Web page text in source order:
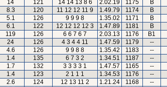
14 121 14 14 13 8 6 2.02.19 1175
B
8.3 120 11 12 12 11 9 1.49.79 1174
B
5.1 126 9 9 9 8 1.35.02 1171
B
6.1 122 12 12 12 12 3 1.47.89 1181
B
119 126 6 6 7 6 7 2.03.13 1176
B1
24 126 4 3 4 4 11 1.47.59 1179
--
4.6 126 9 9 8 8 1.35.42 1183
--
1.4 135 6 7 3 2 1.34.51 1187
--
1.7 132 3 3 3 3 1 1.47.57 1165
--
1.4 123 2 1 1 1 1.34.53 1176
--
2.6 124 12 13 11 2 1.21.24 1168
--